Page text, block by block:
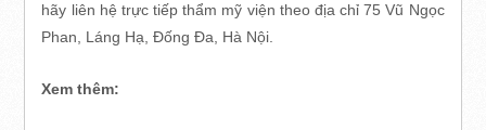
hãy liên hệ trực tiếp thẩm mỹ viện theo địa chỉ 75 Vũ Ngọc
Phan, Láng Hạ, Đống Đa, Hà Nội.
Xem thêm: